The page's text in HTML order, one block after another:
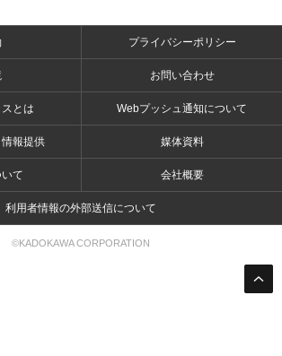
プライバシーポリシー
お問い合わせ
とは Webプッシュ通知について
報提供 媒体資料
て 会社概要
利用者情報の外部送信について
©KADOKAWA CORPORATION